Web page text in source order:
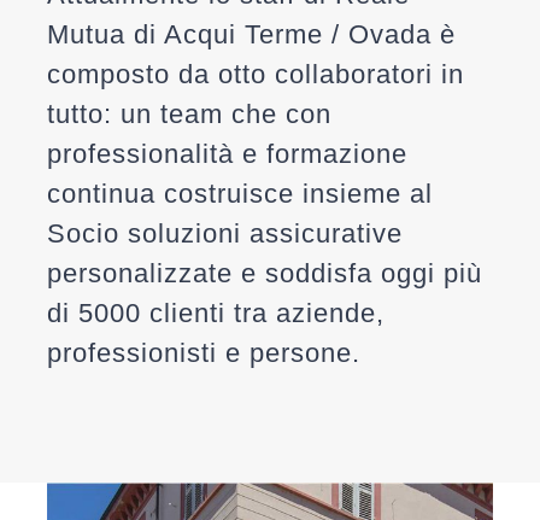
Mutua di Acqui Terme / Ovada è
composto da otto collaboratori in
tutto: un team che con
professionalità e formazione
continua costruisce insieme al
Socio soluzioni assicurative
personalizzate e soddisfa oggi più
di 5000 clienti tra aziende,
professionisti e persone.